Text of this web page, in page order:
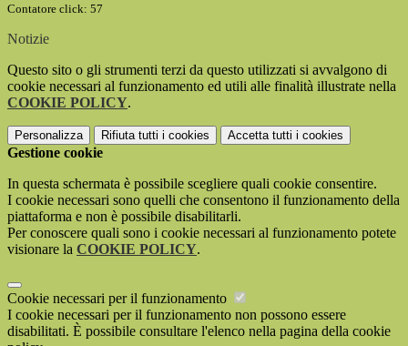
Contatore click: 57
Notizie
Questo sito o gli strumenti terzi da questo utilizzati si avvalgono di
cookie necessari al funzionamento ed utili alle finalità illustrate nella
COOKIE POLICY.
Personalizza Rifiuta tutti i cookies Accetta tutti i cookies
Gestione cookie
In questa schermata è possibile scegliere quali cookie consentire.
I cookie necessari sono quelli che consentono il funzionamento della
piattaforma e non è possibile disabilitarli.
Per conoscere quali sono i cookie necessari al funzionamento potete
visionare la COOKIE POLICY.
Cookie necessari per il funzionamento
I cookie necessari per il funzionamento non possono essere
disabilitati. È possibile consultare l'elenco nella pagina della cookie